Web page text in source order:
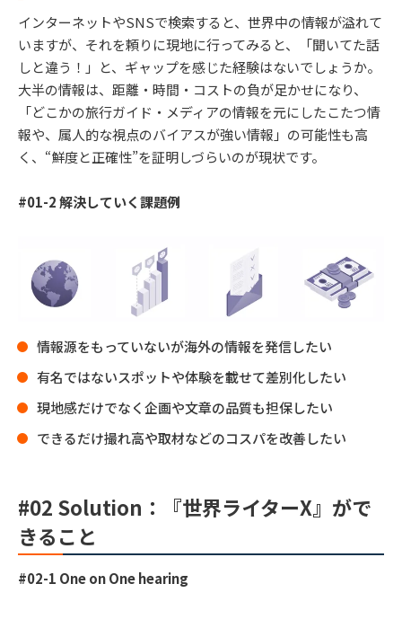
インターネットやSNSで検索すると、世界中の情報が溢れて
いますが、それを頼りに現地に行ってみると、「聞いてた話
しと違う！」と、ギャップを感じた経験はないでしょうか。
大半の情報は、距離・時間・コストの負が足かせになり、
「どこかの旅行ガイド・メディアの情報を元にしたこたつ情
報や、属人的な視点のバイアスが強い情報」の可能性も高
く、“鮮度と正確性”を証明しづらいのが現状です。
#01-2 解決していく課題例
情報源をもっていないが海外の情報を発信したい
有名ではないスポットや体験を載せて差別化したい
現地感だけでなく企画や文章の品質も担保したい
できるだけ撮れ高や取材などのコスパを改善したい
#02 Solution：
『世界ライターX』がで
きること
#02-1 One on One hearing